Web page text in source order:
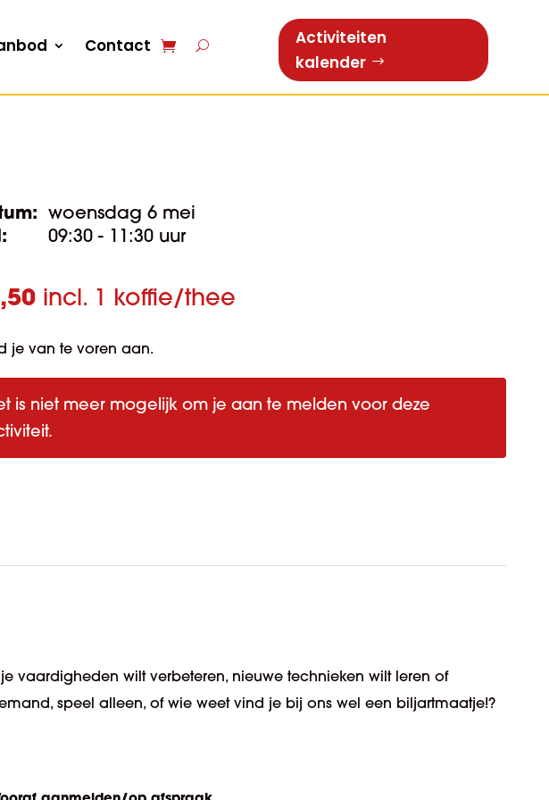
Contact
Activiteiten
kalender
woensdag 6 mei
09:30 - 11:30 uur
incl. 1 koffie/thee
je van te voren aan.
is niet meer mogelijk om je aan te melden voor deze
vaardigheden wilt verbeteren, nieuwe technieken wilt leren of
speel alleen, of wie weet vind je bij ons wel een biljartmaatje!?